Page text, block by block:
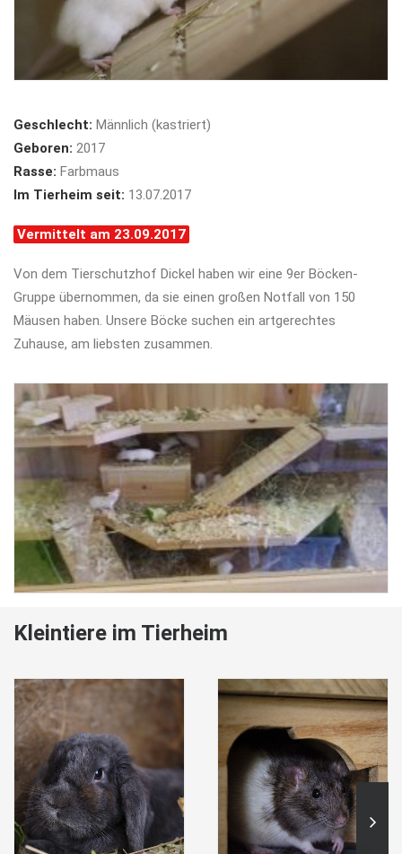
Geschlecht: Männlich (kastriert)
Geboren: 2017
Rasse: Farbmaus
Im Tierheim seit: 13.07.2017
Vermittelt am 23.09.2017
Von dem Tierschutzhof Dickel haben wir eine 9er Böcken-
Gruppe übernommen, da sie einen großen Notfall von 150
Mäusen haben. Unsere Böcke suchen ein artgerechtes
Zuhause, am liebsten zusammen.
Kleintiere im Tierheim